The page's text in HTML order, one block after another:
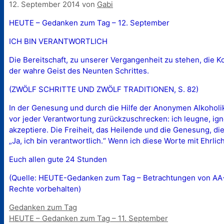
12. September 2014 von Gabi
HEUTE – Gedanken zum Tag – 12. September
ICH BIN VERANTWORTLICH
Die Bereitschaft, zu unserer Vergangenheit zu stehen, die
der wahre Geist des Neunten Schrittes.
(ZWÖLF SCHRITTE UND ZWÖLF TRADITIONEN, S. 82)
In der Genesung und durch die Hilfe der Anonymen
vor jeder Verantwortung zurückzuschrecken: ich leugne,
akzeptiere. Die Freiheit, das Heilende und die Genesung,
„Ja, ich bin verantwortlich.“ Wenn ich diese Worte mit
Euch allen gute 24 Stunden
(Quelle: HEUTE-Gedanken zum Tag – Betrachtungen von
Rechte vorbehalten)
Kategorien
Gedanken zum Tag
HEUTE – Gedanken zum Tag – 11. September